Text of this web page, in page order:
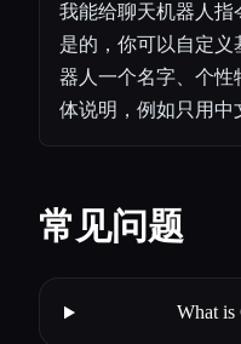
我能给聊天机器人指
是的，你可以自定
器人一个名字、个性
体说明，例如只用中
常见问题
What is